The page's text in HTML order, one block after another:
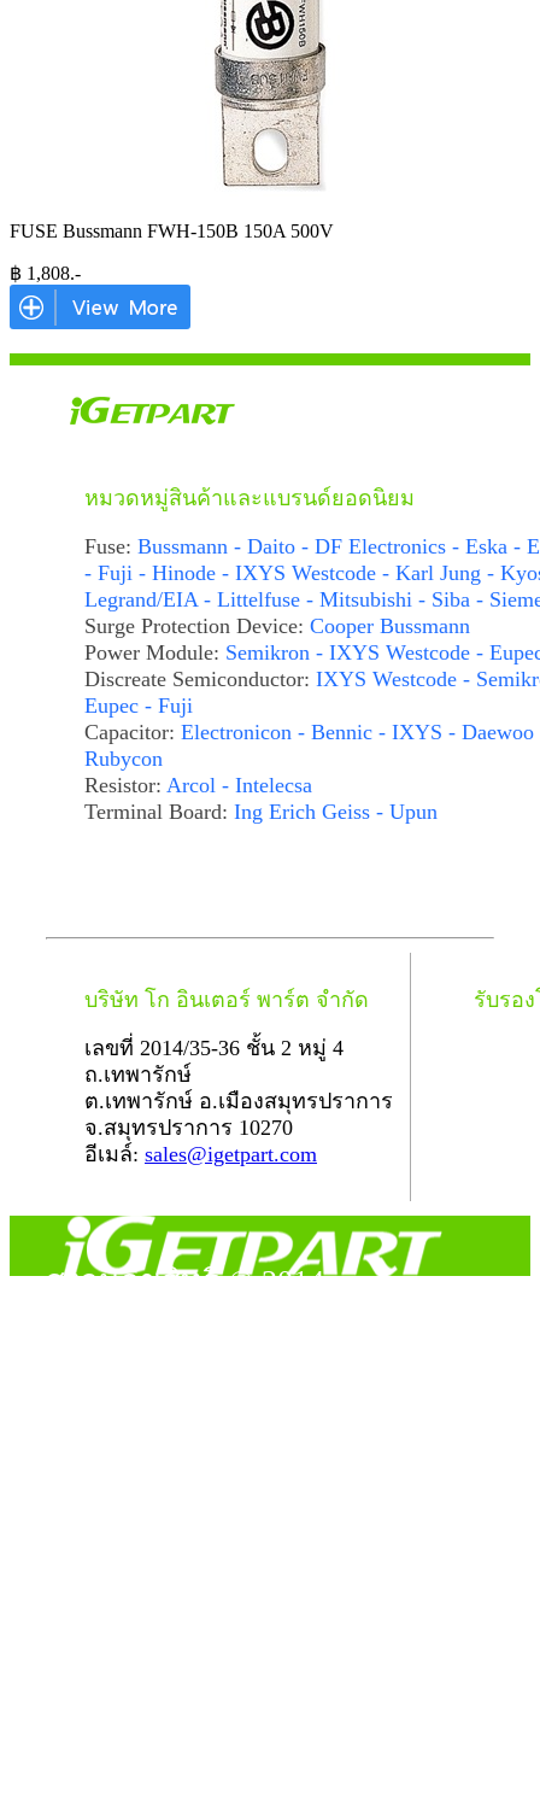
FUSE Bussmann FWH-150B 150A 500V
฿ 1,808.-
หมวดหมู่สินค้าและแบรนด์ยอดนิยม
Fuse: Bussmann - Daito - DF Electronics - Eska -
- Fuji - Hinode - IXYS Westcode - Karl Jung -
Legrand/EIA - Littelfuse - Mitsubishi - Siba -
Surge Protection Device: Cooper Bussmann
Power Module: Semikron - IXYS Westcode -
Discreate Semiconductor: IXYS Westcode -
Eupec - Fuji
Capacitor: Electronicon - Bennic - IXYS - Daewoo
Rubycon
Resistor: Arcol - Intelecsa
Terminal Board: Ing Erich Geiss - Upun
บริษัท โก อินเตอร์ พาร์ต จำกัด
เลขที่ 2014/35-36 ชั้น 2 หมู่ 4
ถ.เทพารักษ์
ต.เทพารักษ์ อ.เมืองสมุทรปราการ
จ.สมุทรปราการ 10270
อีเมล์: sales@igetpart.com
รับรอ
สงวนลิขสิทธิ์ © 2014